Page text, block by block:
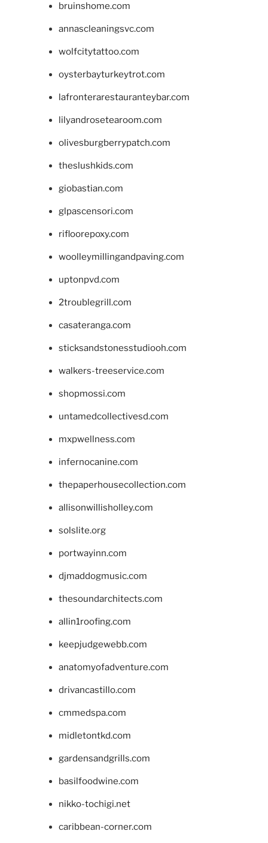
bruinshome.com
annascleaningsvc.com
wolfcitytattoo.com
oysterbayturkeytrot.com
lafronterarestauranteybar.com
lilyandrosetearoom.com
olivesburgberrypatch.com
theslushkids.com
giobastian.com
glpascensori.com
rifloorepoxy.com
woolleymillingandpaving.com
uptonpvd.com
2troublegrill.com
casateranga.com
sticksandstonesstudiooh.com
walkers-treeservice.com
shopmossi.com
untamedcollectivesd.com
mxpwellness.com
infernocanine.com
thepaperhousecollection.com
allisonwillisholley.com
solslite.org
portwayinn.com
djmaddogmusic.com
thesoundarchitects.com
allin1roofing.com
keepjudgewebb.com
anatomyofadventure.com
drivancastillo.com
cmmedspa.com
midletontkd.com
gardensandgrills.com
basilfoodwine.com
nikko-tochigi.net
caribbean-corner.com